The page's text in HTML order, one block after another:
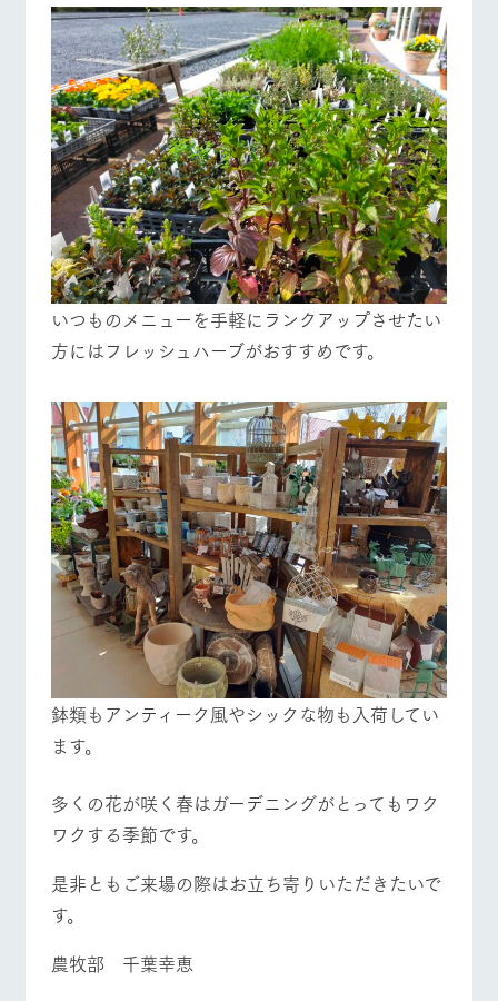
いつものメニューを手軽にランクアップさせたい
方にはフレッシュハーブがおすすめです。
鉢類もアンティーク風やシックな物も入荷してい
ます。
多くの花が咲く春はガーデニングがとってもワク
ワクする季節です。
是非ともご来場の際はお立ち寄りいただきたいで
す。
農牧部 千葉幸恵